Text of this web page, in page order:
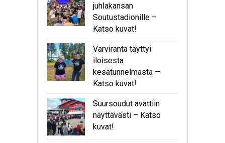
juhlakansan
Soutustadionille –
Katso kuvat!
Varviranta täyttyi
iloisesta
kesätunnelmasta —
Katso kuvat!
Suursoudut avattiin
näyttävästi – Katso
kuvat!